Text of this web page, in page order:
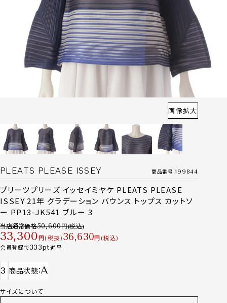
画像拡大
PLEATS PLEASE ISSEY 商品番号 199844
プリーツプリーズ イッセイミヤケ PLEATS PLEASE
ISSEY 21年 グラデーション バウンス トップス カットソ
ー PP13-JK541 ブルー 3
当店通常価格50,600
33,300 税抜 36,630
税込
会員登録で333 進呈
3 商品状態 A
サイズについて